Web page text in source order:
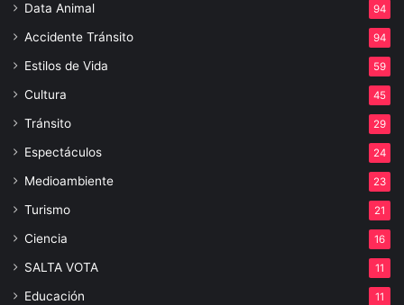
Data Animal 94
Accidente Tránsito 94
Estilos de Vida 59
Cultura 45
Tránsito 29
Espectáculos 24
Medioambiente 23
Turismo 21
Ciencia 16
SALTA VOTA 11
Educación 11